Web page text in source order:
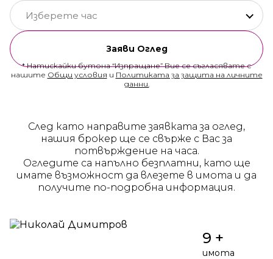
Изберете час
Заяви Оглед
* Натискайки бутона “Изпращане” Вие се съгласявате с
нашите Общи условия и Политиката за защита на личните
данни.
След като направите заявката за оглед,
нашия брокер ще се свърже с Вас за
потвърждение на часа.
Огледите са напълно безплатни, като ще
имате възможност да влезете в имота и да
получите по-подробна информация.
9 +
имота